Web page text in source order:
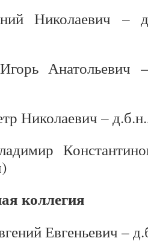
Николаевич –
Николаевич –
коллегия
Евгеньевич –